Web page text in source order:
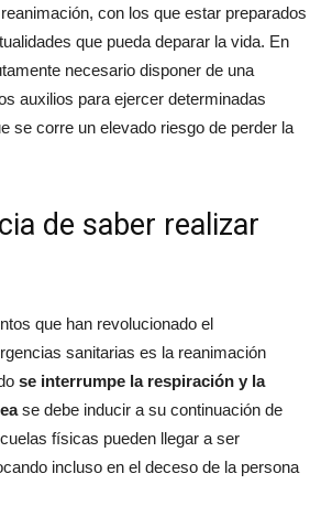
con los que estar preparados
que pueda deparar la vida. En
necesario disponer de una
auxilios para ejercer determinadas
se corre un elevado riesgo de perder la
de saber realizar
que han revolucionado el
sanitarias es la reanimación
se interrumpe la respiración y la
se debe inducir a su continuación de
físicas pueden llegar a ser
incluso en el deceso de la persona